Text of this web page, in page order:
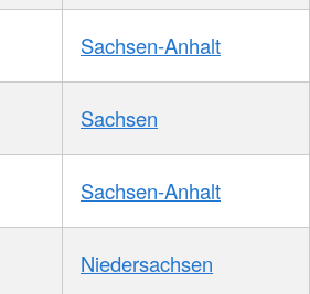
Sachsen-Anhalt
Sachsen
Sachsen-Anhalt
Niedersachsen